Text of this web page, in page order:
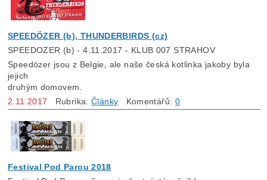
SPEEDÖZER (b), THUNDERBIRDS (cz)
SPEEDOZER (b) - 4.11.2017 - KLUB 007 STRAHOV
Speedözer jsou z Belgie, ale naše česká kotlinka jakoby byla
jejich
druhým domovem.
2.11.2017 Rubrika:Články Komentářů: 0
Festival Pod Parou 2018